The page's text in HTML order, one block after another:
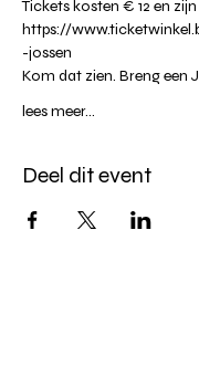
Tickets kosten € 12 en
https://
-jossen
Kom dat zien. Breng een
lees meer...
Deel dit event